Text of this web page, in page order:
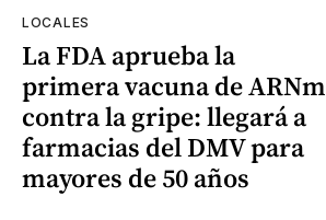
LOCALES
La FDA aprueba la
primera vacuna de ARNm
contra la gripe: llegará a
farmacias del DMV para
mayores de 50 años